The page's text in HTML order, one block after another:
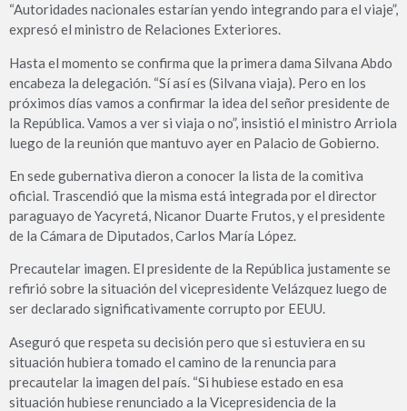
“Autoridades nacionales estarían yendo integrando para el viaje”,
expresó el ministro de Relaciones Exteriores.
Hasta el momento se confirma que la primera dama Silvana Abdo
encabeza la delegación. “Sí así es (Silvana viaja). Pero en los
próximos días vamos a confirmar la idea del señor presidente de
la República. Vamos a ver si viaja o no”, insistió el ministro Arriola
luego de la reunión que mantuvo ayer en Palacio de Gobierno.
En sede gubernativa dieron a conocer la lista de la comitiva
oficial. Trascendió que la misma está integrada por el director
paraguayo de Yacyretá, Nicanor Duarte Frutos, y el presidente
de la Cámara de Diputados, Carlos María López.
Precautelar imagen. El presidente de la República justamente se
refirió sobre la situación del vicepresidente Velázquez luego de
ser declarado significativamente corrupto por EEUU.
Aseguró que respeta su decisión pero que si estuviera en su
situación hubiera tomado el camino de la renuncia para
precautelar la imagen del país. “Si hubiese estado en esa
situación hubiese renunciado a la Vicepresidencia de la